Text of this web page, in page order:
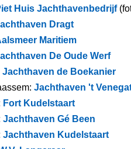
Huis Jachthavenbedrijf
Dragt
Maritiem
De Oude Werf
Jachthaven de Boekanier
Jachthaven 't
Fort Kudelstaart
Jachthaven Gé Been
Jachthaven Kudelstaart